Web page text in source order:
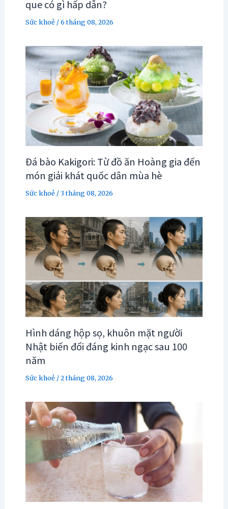
que có gì hấp dẫn?
Sức khoẻ/6 tháng 08, 2026
Đá bào Kakigori: Từ đồ ăn Hoàng gia đến
món giải khát quốc dân mùa hè
Sức khoẻ/3 tháng 08, 2026
Hình dáng hộp sọ, khuôn mặt người
Nhật biến đổi đáng kinh ngạc sau 100
năm
Sức khoẻ/2 tháng 08, 2026